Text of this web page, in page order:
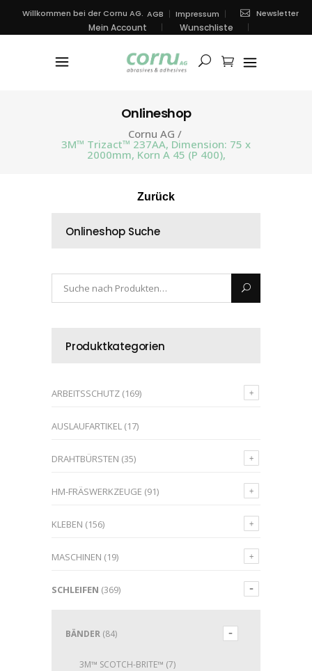
Willkommen bei der Cornu AG. AGB Impressum Newsletter
Mein Account Wunschliste
Onlineshop
Cornu AG /
3M™ Trizact™ 237AA, Dimension: 75 x
2000mm, Korn A 45 (P 400),
Zurück
Onlineshop Suche
Produktkategorien
ARBEITSSCHUTZ (169)
AUSLAUFARTIKEL (17)
DRAHTBÜRSTEN (35)
HM-FRÄSWERKZEUGE (91)
KLEBEN (156)
MASCHINEN (19)
SCHLEIFEN (369)
BÄNDER (84)
3M™ SCOTCH-BRITE™ (7)